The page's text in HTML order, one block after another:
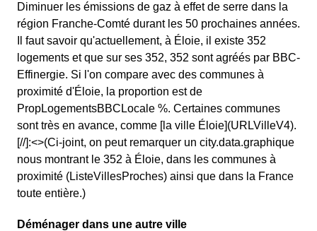
Diminuer les émissions de gaz à effet de serre dans la
région Franche-Comté durant les 50 prochaines années.
Il faut savoir qu'actuellement, à Éloie, il existe 352
logements et que sur ses 352, 352 sont agréés par BBC-
Effinergie. Si l'on compare avec des communes à
proximité d'Éloie, la proportion est de
PropLogementsBBCLocale %. Certaines communes
sont très en avance, comme [la ville Éloie](URLVilleV4).
[//]:<>(Ci-joint, on peut remarquer un city.data.graphique
nous montrant le 352 à Éloie, dans les communes à
proximité (ListeVillesProches) ainsi que dans la France
toute entière.)
Déménager dans une autre ville